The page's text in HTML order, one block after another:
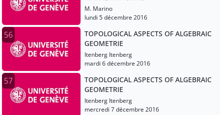
M. Marino
lundi 5 décembre 2016
56
TOPOLOGICAL ASPECTS OF ALGEBRAIC
GEOMETRIE
Itenberg Itenberg
mardi 6 décembre 2016
57
TOPOLOGICAL ASPECTS OF ALGEBRAIC
GEOMETRIE
Itenberg Itenberg
mercredi 7 décembre 2016